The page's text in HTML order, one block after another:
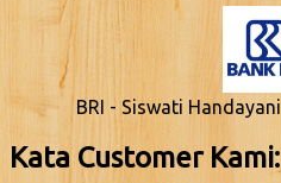
BRI - Siswati Handayani
Kata Customer Kami: